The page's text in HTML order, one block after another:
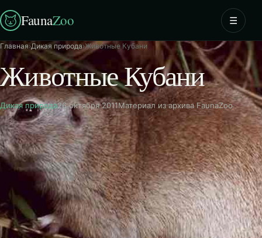
FaunaZoo ☰
Главная›Дикая природа›Животные Кубани
Животные Кубани
Дикая природа26 октября 2011Материал из архива FaunaZoo